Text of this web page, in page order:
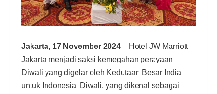
Jakarta, 17 November 2024 – Hotel JW Marriott
Jakarta menjadi saksi kemegahan perayaan
Diwali yang digelar oleh Kedutaan Besar India
untuk Indonesia. Diwali, yang dikenal sebagai